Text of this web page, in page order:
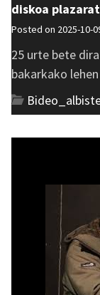
diskoa
Posted on 2025-10-
25 urte bete
bakarkako